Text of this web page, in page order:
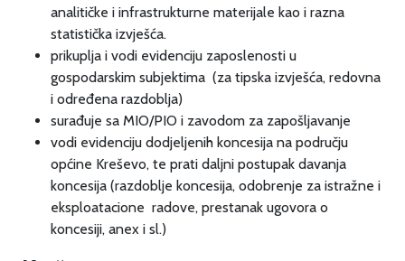
analitičke i infrastrukturne materijale kao i razna
statistička izvješća.
prikuplja i vodi evidenciju zaposlenosti u
gospodarskim subjektima (za tipska izvješća, redovna
i određena razdoblja)
surađuje sa MIO/PIO i zavodom za zapošljavanje
vodi evidenciju dodjeljenih koncesija na području
općine Kreševo, te prati daljni postupak davanja
koncesija (razdoblje koncesija, odobrenje za istražne i
eksploatacione radove, prestanak ugovora o
koncesiji, anex i sl.)